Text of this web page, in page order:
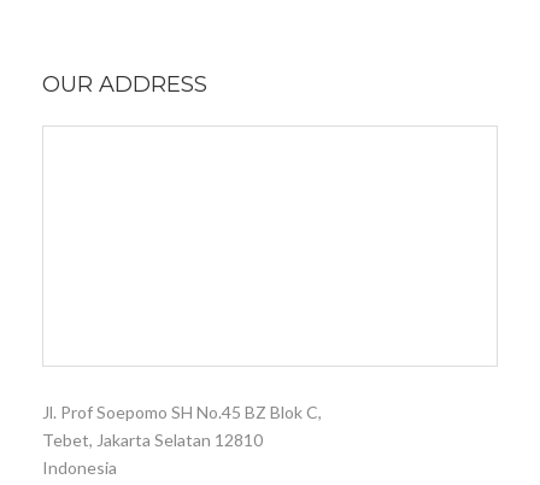
OUR ADDRESS
Jl. Prof Soepomo SH No.45 BZ Blok C,
Tebet, Jakarta Selatan 12810
Indonesia